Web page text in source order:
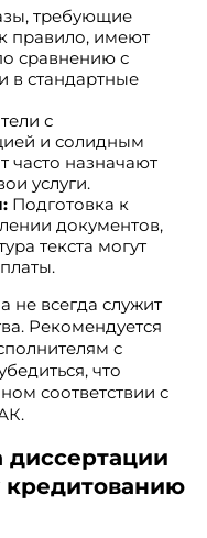
требующие
правило, имеют
сравнению с
в стандартные
с
и солидным
часто назначают
услуги.
Подготовка к
документов,
текста могут
не всегда служит
Рекомендуется
с
что
соответствии с
диссертации
кредитованию